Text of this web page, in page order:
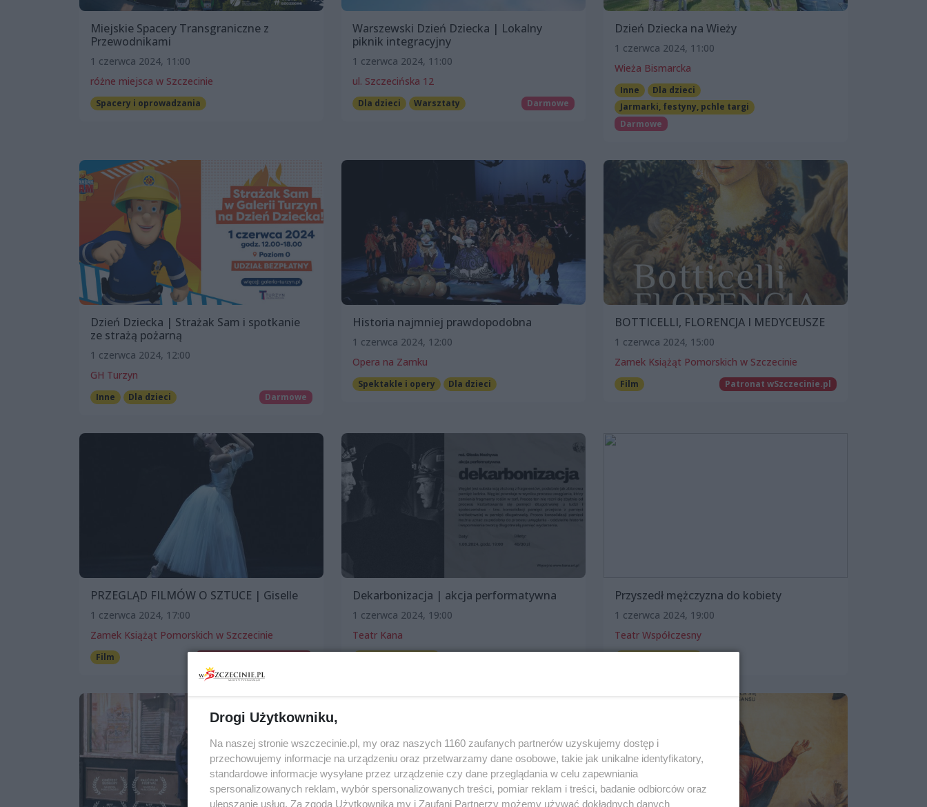
Miejskie Spacery Transgraniczne z
Przewodnikami
1 czerwca 2024, 11:00
różne miejsca w Szczecinie
Spacery i oprowadzania
Warszewski Dzień Dziecka | Lokalny
piknik integracyjny
1 czerwca 2024, 11:00
ul. Szczecińska 12
Dla dzieci Warsztaty Darmowe
Dzień Dziecka na Wieży
1 czerwca 2024, 11:00
Wieża Bismarcka
Inne
Dla dzieci
Jarmarki, festyny, pchle targi
Darmowe
Dzień Dziecka | Strażak Sam i spotkanie
ze strażą pożarną
1 czerwca 2024, 12:00
GH Turzyn
Inne Dla dzieci Darmowe
Historia najmniej prawdopodobna
1 czerwca 2024, 12:00
Opera na Zamku
Spektakle i opery Dla dzieci
BOTTICELLI, FLORENCJA I MEDYCEUSZE
1 czerwca 2024, 15:00
Zamek Książąt Pomorskich w Szczecinie
Film Patronat wSzczecinie.pl
PRZEGLĄD FILMÓW O SZTUCE | Giselle
1 czerwca 2024, 17:00
Zamek Książąt Pomorskich w Szczecinie
Film
Dekarbonizacja | akcja performatywna
1 czerwca 2024, 19:00
Teatr Kana
Przyszedł mężczyzna do kobiety
1 czerwca 2024, 19:00
Teatr Współczesny
Drogi Użytkowniku,
Na naszej stronie wszczecinie.pl, my oraz naszych 1160 zaufanych partnerów uzyskujemy dostęp i
przechowujemy informacje na urządzeniu oraz przetwarzamy dane osobowe, takie jak unikalne identyfikatory,
standardowe informacje wysyłane przez urządzenie czy dane przeglądania w celu zapewniania
spersonalizowanych reklam, wybór spersonalizowanych treści, pomiar reklam i treści, badanie odbiorców oraz
ulepszanie usług. Za zgodą Użytkownika my i Zaufani Partnerzy możemy używać dokładnych danych